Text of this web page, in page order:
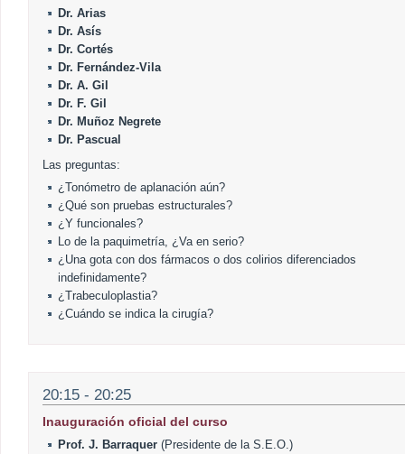
Dr. Arias
Dr. Asís
Dr. Cortés
Dr. Fernández-Vila
Dr. A. Gil
Dr. F. Gil
Dr. Muñoz Negrete
Dr. Pascual
Las preguntas:
¿Tonómetro de aplanación aún?
¿Qué son pruebas estructurales?
¿Y funcionales?
Lo de la paquimetría, ¿Va en serio?
¿Una gota con dos fármacos o dos colirios diferenciados
indefinidamente?
¿Trabeculoplastia?
¿Cuándo se indica la cirugía?
20:15 - 20:25
Inauguración oficial del curso
Prof. J. Barraquer (Presidente de la S.E.O.)